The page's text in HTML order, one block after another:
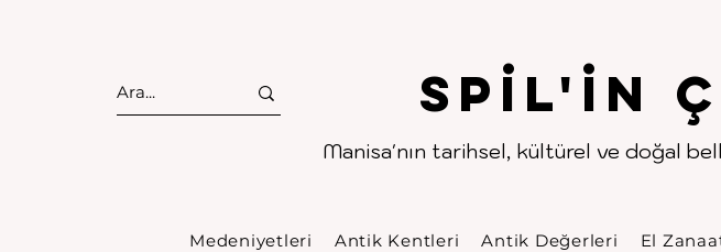
Spıl'in
Manisa'nın tarihsel, kültürel ve doğal
. .
Medeniyetleri Antik Kentleri Antik Değerleri El